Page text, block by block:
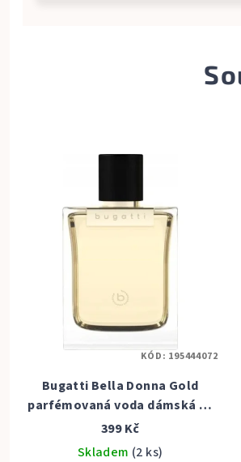
Bugatti Bella Donna Gold
parfémovaná voda dámská 60
ml tester
399 Kč
Skladem (2 ks)
KÓD: 195444072